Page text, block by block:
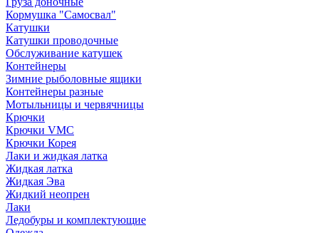
Кормушка "Самосвал"
Катушки
Катушки проводочные
Обслуживание катушек
Контейнеры
Зимние рыболовные ящики
Контейнеры разные
Мотыльницы и червячницы
Крючки
Крючки VMC
Крючки Корея
Лаки и жидкая латка
Жидкая латка
Жидкая Эва
Жидкий неопрен
Лаки
Ледобуры и комплектующие